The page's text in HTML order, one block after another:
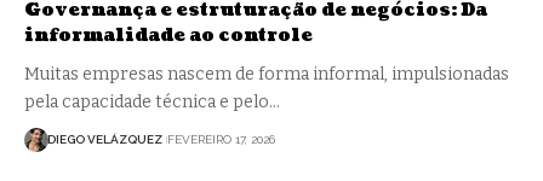
Governança e estruturação de negócios: Da
informalidade ao controle
Muitas empresas nascem de forma informal, impulsionadas
pela capacidade técnica e pelo…
DIEGO VELÁZQUEZ FEVEREIRO 17, 2026